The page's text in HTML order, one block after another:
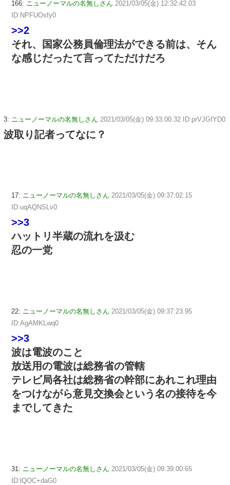
166: ニューノーマルの名無しさん 2021/03/05(金) 12:32:42.03
ID:NPFUOsfy0
>>2
それ、国家公務員倫理法ができる前は、そん
な感じだったて言ってただけだろ
3: ニューノーマルの名無しさん 2021/03/05(金) 09:33:00.32 ID:prVJGfYD0
波取り記者ってなに？
17: ニューノーマルの名無しさん 2021/03/05(金) 09:37:02.15
ID:uqAQNSLv0
>>3
ハットリ半蔵の流れを汲む
忍の一党
22: ニューノーマルの名無しさん 2021/03/05(金) 09:37:23.95
ID:AgAMKLwq0
>>3
波は電波のこと
放送用の電波は総務省の管轄
テレビ局各社は総務省の幹部にあれこれ理由
をつけながら意見交換会という名の接待を今
までしてきた
31: ニューノーマルの名無しさん 2021/03/05(金) 09:39:00.65
ID:lQOC+daG0